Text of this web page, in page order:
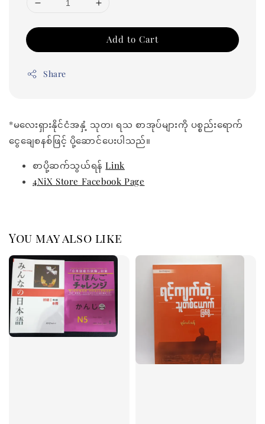
Add to Cart
Share
*မလေးရှားနိုင်ငံအနှံ့ သုတ၊ ရသ စာအုပ်များကို ပစ္စည်းရောက်
ငွေချေစနစ်ဖြင့် ပို့ဆောင်ပေးပါသည်။
စာပို့ဆက်သွယ်ရန်Link
4NiX Store Facebook Page
You may also like